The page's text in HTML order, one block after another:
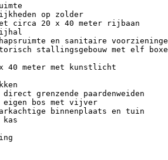
op zolder
circa 20 x 40 meter rijbaan
en sanitaire
stallingsgebouw met elf
40 meter met kunstlicht
grenzende paardenweiden
bos met vijver
binnenplaats en tuin